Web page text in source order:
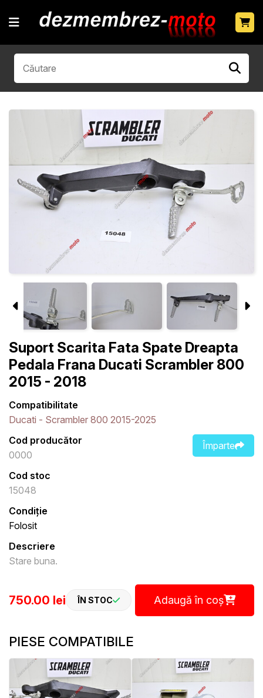
Suport Scarita Fata Spate Dreapta
Pedala Frana Ducati Scrambler 800
2015 - 2018
Compatibilitate
Ducati - Scrambler 800 2015-2025
Împarte
Cod producător
0000
Cod stoc
15048
Condiție
Folosit
Descriere
Stare buna.
750.00 lei ÎN STOC Adaugă în coș
PIESE COMPATIBILE